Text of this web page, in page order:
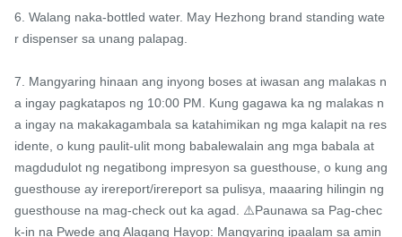
6. Walang naka-bottled water. May Hezhong brand standing wate
r dispenser sa unang palapag.
7. Mangyaring hinaan ang inyong boses at iwasan ang malakas n
a ingay pagkatapos ng 10:00 PM. Kung gagawa ka ng malakas n
a ingay na makakagambala sa katahimikan ng mga kalapit na res
idente, o kung paulit-ulit mong babalewalain ang mga babala at
magdudulot ng negatibong impresyon sa guesthouse, o kung ang
guesthouse ay irereport/irereport sa pulisya, maaaring hilingin ng
guesthouse na mag-check out ka agad. ⚠️Paunawa sa Pag-chec
k-in na Pwede ang Alagang Hayop: Mangyaring ipaalam sa amin